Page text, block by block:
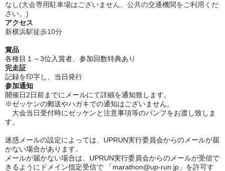
なし(大会専用駐車場はございません。公共の交通機関をご利用くだ
さい。)
アクセス
新横浜駅徒歩10分
賞品
各種目１～3位入賞者、 参加回数特典あり
完走証
記録を印字し、当日発行
参加通知
開催日2日前までにメールにて詳細を通知致します。
※ゼッケンの郵送やハガキでの通知はございません。
大会当日受付時にゼッケンと注意事項等のパンフをお渡し致しま
す。
迷惑メールの設定によっては、UPRUN実行委員会からのメールが届
かない場合があります。
メールが届かない場合は、UPRUN実行委員会からのメールが受信で
きるようにドメイン指定受信で 「marathon@up-run.jp」を許可す